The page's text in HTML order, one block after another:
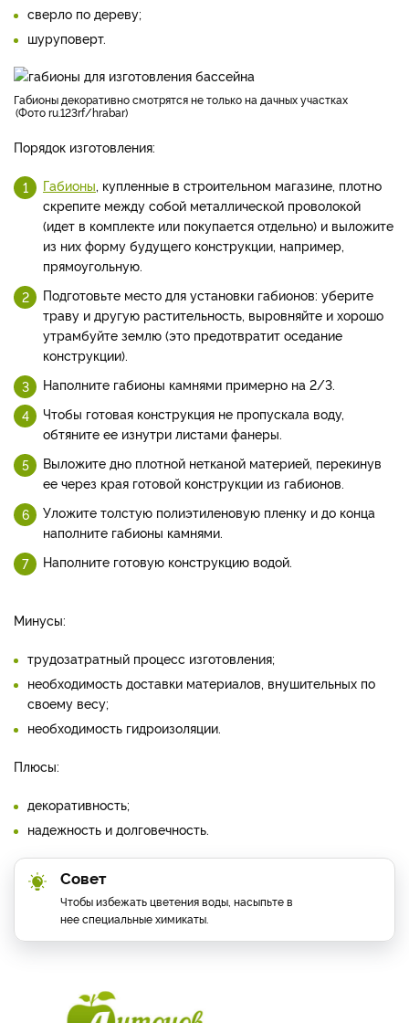
сверло по дереву;
шуруповерт.
габионы декоративно смотрятся не только на дачных участках
Фото ru.123rf/hrabar
Порядок изготовления:
Габионы, купленные в строительном магазине, плотно
скрепите между собой металлической проволокой
(идет в комплекте или покупается отдельно) и выложите
из них форму будущего конструкции, например,
прямоугольную.
Подготовьте место для установки габионов: уберите
траву и другую растительность, выровняйте и хорошо
утрамбуйте землю (это предотвратит оседание
конструкции).
Наполните габионы камнями примерно на 2/3.
Чтобы готовая конструкция не пропускала воду,
обтяните ее изнутри листами фанеры.
Выложите дно плотной нетканой материей, перекинув
ее через края готовой конструкции из габионов.
Уложите толстую полиэтиленовую пленку и до конца
наполните габионы камнями.
Наполните готовую конструкцию водой.
Минусы:
трудозатратный процесс изготовления;
необходимость доставки материалов, внушительных по
своему весу;
необходимость гидроизоляции.
Плюсы:
декоративность;
надежность и долговечность.
Совет
Чтобы избежать цветения воды, насыпьте в
нее специальные химикаты.